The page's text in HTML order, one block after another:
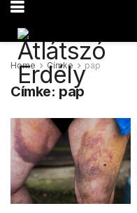
Home Címke pap
Címke: pap